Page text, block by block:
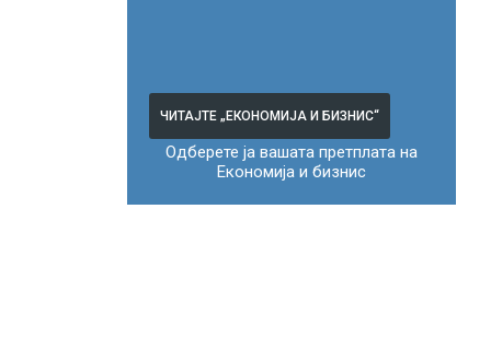
ЧИТАЈТЕ „ЕКОНОМИЈА И БИЗНИС“
Одберете ја вашата претплата на
Економија и бизнис